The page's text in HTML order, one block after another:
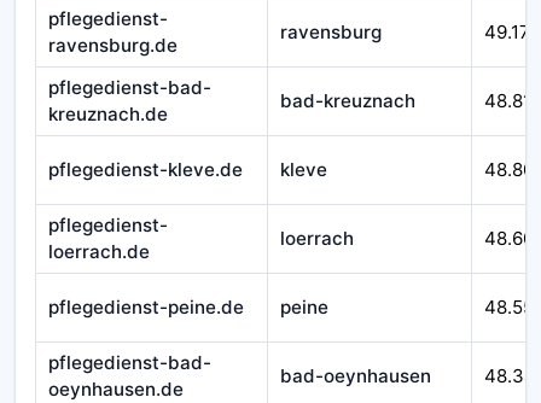
pflegedienst-
ravensburg.de
ravensburg 49.172
pflegedienst-bad-
kreuznach.de
bad-kreuznach
pflegedienst-kleve.de kleve
pflegedienst-
loerrach.de
loerrach 48.601
pflegedienst-peine.de peine
pflegedienst-bad-
oeynhausen.de
bad-oeynhausen